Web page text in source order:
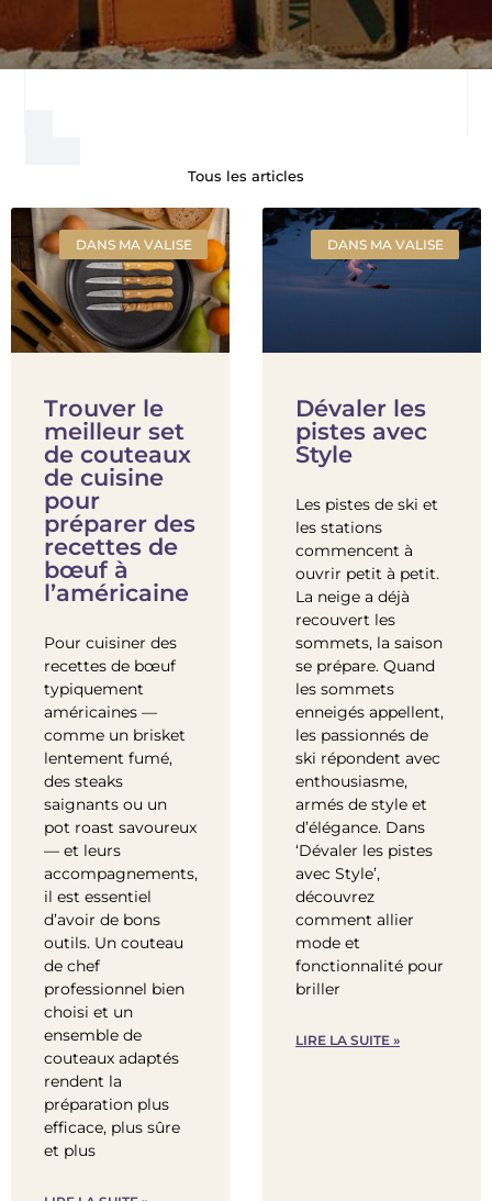
Tous les articles
DANS MA VALISE
Trouver le
meilleur set
de couteaux
de cuisine
pour
préparer des
recettes de
bœuf à
l’américaine
Pour cuisiner des
recettes de bœuf
typiquement
américaines —
comme un brisket
lentement fumé,
des steaks
saignants ou un
pot roast savoureux
— et leurs
accompagnements,
il est essentiel
d’avoir de bons
outils. Un couteau
de chef
professionnel bien
choisi et un
ensemble de
couteaux adaptés
rendent la
préparation plus
efficace, plus sûre
et plus
DANS MA VALISE
Dévaler les
pistes avec
Style
Les pistes de ski et
les stations
commencent à
ouvrir petit à petit.
La neige a déjà
recouvert les
sommets, la saison
se prépare. Quand
les sommets
enneigés appellent,
les passionnés de
ski répondent avec
enthousiasme,
armés de style et
d’élégance. Dans
‘Dévaler les pistes
avec Style’,
découvrez
comment allier
mode et
fonctionnalité pour
briller
LIRE LA SUITE »